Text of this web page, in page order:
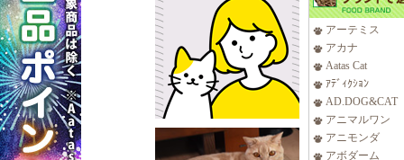
アーテミス
アカナ
Aatas Cat
ｱﾃﾞｨｸｼｮﾝ
AD.DOG&CAT
アニマルワン
アニモンダ
アボダーム